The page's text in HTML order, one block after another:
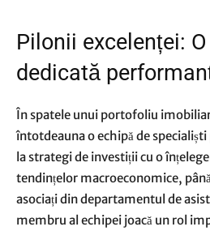
Pilonii excelenței:
dedicată
În spatele unui portofoliu imobiliar
întotdeauna o echipă de specialiști
la strategi de investiții cu o
tendințelor macroeconomice,
asociați din departamentul de
membru al echipei joacă un rol